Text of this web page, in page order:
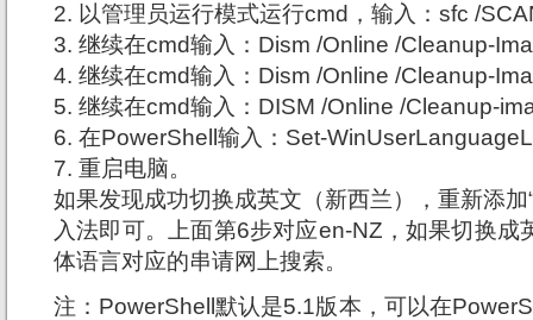
2. 以管理员运行模式运行cmd，输入：sfc /
3. 继续在cmd输入：Dism /Online /Cleanup-
4. 继续在cmd输入：Dism /Online /Cleanup-
5. 继续在cmd输入：DISM /Online /Cleanup-
6. 在PowerShell输入：Set-
7. 重启电脑。
如果发现成功切换成英文（新西兰），重新添加
入法即可。上面第6步对应en-NZ，如果切换成
体语言对应的串请网上搜索。
注：PowerShell默认是5.1版本，可以在